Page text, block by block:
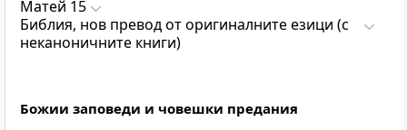
Матей 15
Библия, нов превод от оригиналните езици (с
неканоничните книги)
Божии заповеди и човешки предания